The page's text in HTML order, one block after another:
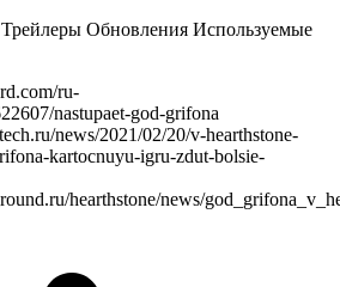
Обновления Используемые
ru-
nastupaet-god-grifona
news/2021/02/20/v-hearthstone-
kartocnuyu-igru-zdut-bolsie-
hearthstone/news/